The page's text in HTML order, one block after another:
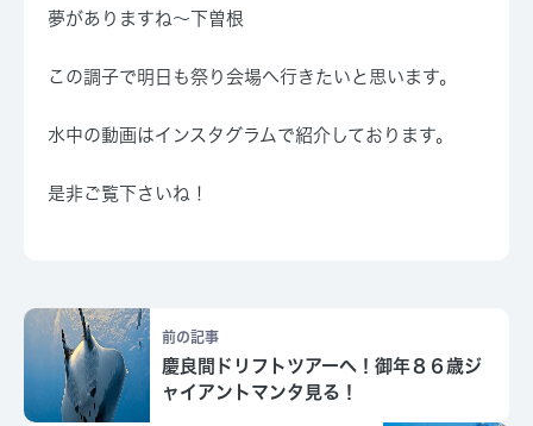
夢がありますね～下曽根
この調子で明日も祭り会場へ行きたいと思います。
水中の動画はインスタグラムで紹介しております。
是非ご覧下さいね！
前の記事
慶良間ドリフトツアーへ！御年８６歳ジ
ャイアントマンタ見る！